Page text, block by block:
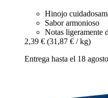
Hinojo
Sabor armonioso
Notas ligeramente
2,39 € (31,87 € / kg)
Entrega hasta el 18 agosto